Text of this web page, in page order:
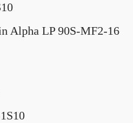
Alpha LP 90S-MF2-16